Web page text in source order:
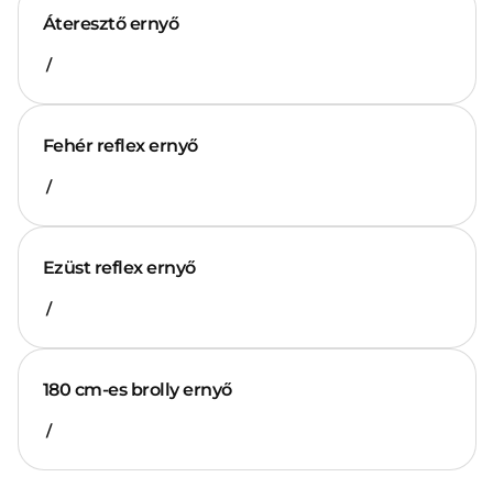
Áteresztő ernyő
/
Fehér reflex ernyő
/
Ezüst reflex ernyő
/
180 cm-es brolly ernyő
/